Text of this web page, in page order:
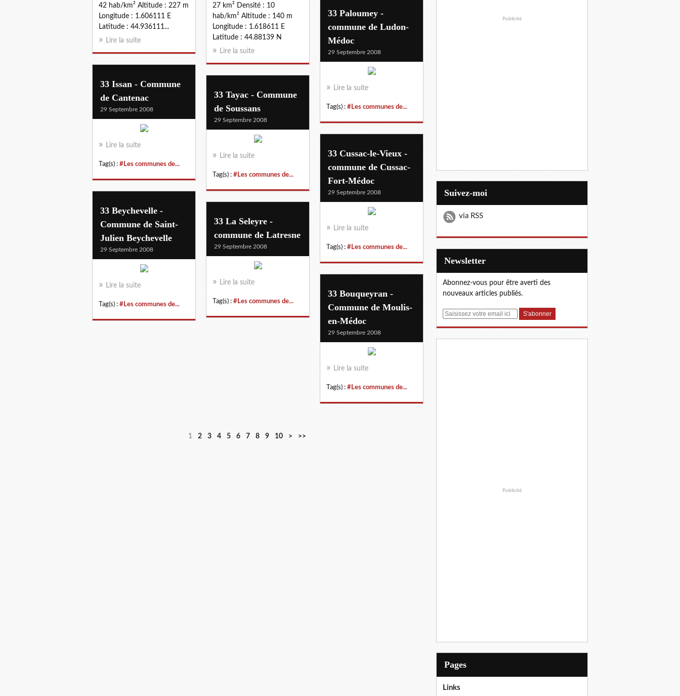
42 hab/km² Altitude : 227 m
Longitude : 1.606111 E
Latitude : 44.936111...
Lire la suite
27 km² Densité : 10
hab/km² Altitude : 140 m
Longitude : 1.618611 E
Latitude : 44.88139 N
Lire la suite
33 Paloumey -
commune de Ludon-
Médoc
29 Septembre 2008
Lire la suite
Tag(s) : #Les communes de...
33 Issan - Commune
de Cantenac
29 Septembre 2008
Lire la suite
Tag(s) : #Les communes de...
33 Tayac - Commune
de Soussans
29 Septembre 2008
Lire la suite
Tag(s) : #Les communes de...
33 Cussac-le-Vieux -
commune de Cussac-
Fort-Médoc
29 Septembre 2008
Lire la suite
Tag(s) : #Les communes de...
33 Beychevelle -
Commune de Saint-
Julien Beychevelle
29 Septembre 2008
Lire la suite
Tag(s) : #Les communes de...
33 La Seleyre -
commune de Latresne
29 Septembre 2008
Lire la suite
Tag(s) : #Les communes de...
33 Bouqueyran -
Commune de Moulis-
en-Médoc
29 Septembre 2008
Lire la suite
Tag(s) : #Les communes de...
1 2 3 4 5 6 7 8 9 10
2
> >>
Publicité
Suivez-moi
via RSS
Newsletter
Abonnez-vous pour être averti des
nouveaux articles publiés.
E
Publicité
Pages
Links